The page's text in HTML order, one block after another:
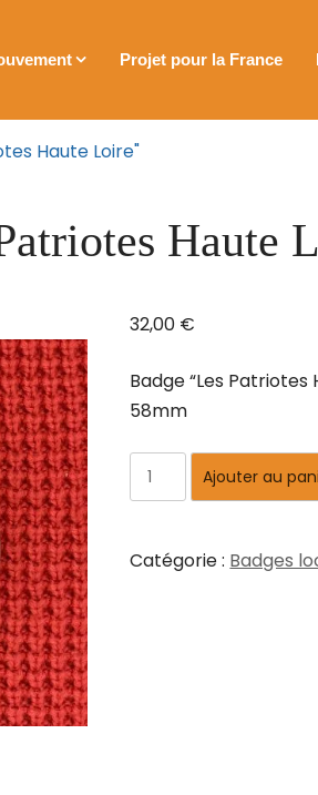
Projet pour la France
Haute Loire"
Haute
32,00 €
Badge “Les Patriotes
58mm
Ajouter au
Catégorie : Badges